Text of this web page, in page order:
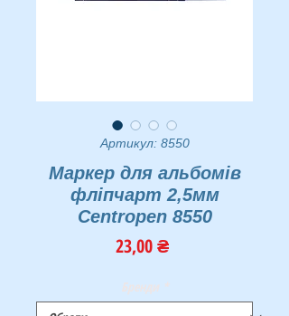
Артикул: 8550
Маркер для альбомів
фліпчарт 2,5мм
Centropen 8550
23,00 ₴Ціна
Бренди *